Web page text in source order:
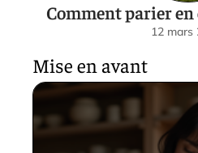
Comment parier
12 mars
Mise en avant